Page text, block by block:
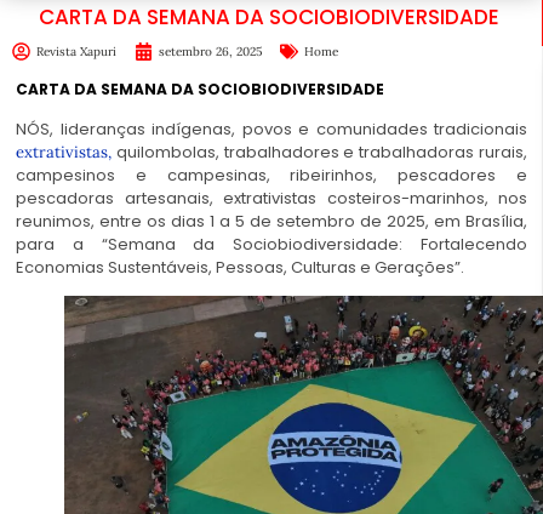
CARTA DA SEMANA DA SOCIOBIODIVERSIDADE
Revista Xapuri setembro 26, 2025 Home
CARTA DA SEMANA DA SOCIOBIODIVERSIDADE
NÓS, lideranças indígenas, povos e comunidades tradicionais
extrativistas, quilombolas, trabalhadores e trabalhadoras rurais,
campesinos e campesinas, ribeirinhos, pescadores e
pescadoras artesanais, extrativistas costeiros-marinhos, nos
reunimos, entre os dias 1 a 5 de setembro de 2025, em Brasília,
para a “Semana da Sociobiodiversidade: Fortalecendo
Economias Sustentáveis, Pessoas, Culturas e Gerações”.